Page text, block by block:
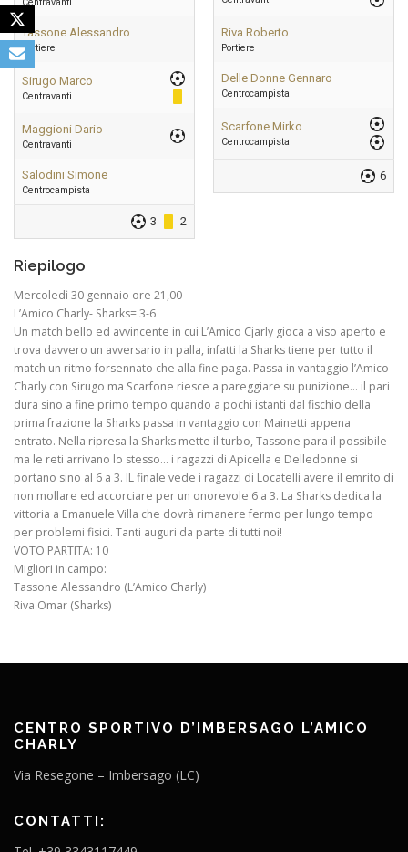
Tassone Alessandro
Portiere
Sirugo Marco
Centravanti
Maggioni Dario
Centravanti
Salodini Simone
Centrocampista
3 2
Riva Roberto
Portiere
Delle Donne Gennaro
Centrocampista
Scarfone Mirko
Centrocampista
6
Riepilogo
Mercoledì 30 gennaio ore 21,00
L’Amico Charly- Sharks= 3-6
Un match bello ed avvincente in cui L’Amico Cjarly gioca a viso aperto e
trova davvero un avversario in palla, infatti la Sharks tiene per tutto il
match un ritmo forsennato che alla fine paga. Passa in vantaggio l’Amico
Charly con Sirugo ma Scarfone riesce a pareggiare su punizione… il pari
dura sino a fine primo tempo quando a pochi istanti dal fischio della
prima frazione la Sharks passa in vantaggio con Mainetti appena
entrato. Nella ripresa la Sharks mette il turbo, Tassone para il possibile
ma le reti arrivano lo stesso… i ragazzi di Apicella e Delledonne si
portano sino al 6 a 3. IL finale vede i ragazzi di Locatelli avere il emrito di
non mollare ed accorciare per un onorevole 6 a 3. La Sharks dedica la
vittoria a Emanuele Villa che dovrà rimanere fermo per lungo tempo
per problemi fisici. Tanti auguri da parte di tutti noi!
VOTO PARTITA: 10
Migliori in campo:
Tassone Alessandro (L’Amico Charly)
Riva Omar (Sharks)
CENTRO SPORTIVO D’IMBERSAGO L’AMICO
CHARLY
Via Resegone – Imbersago (LC)
CONTATTI: